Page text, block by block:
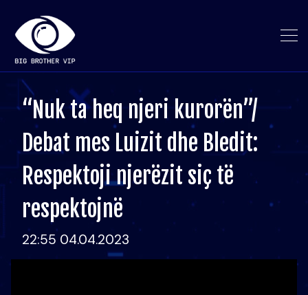
“Nuk ta heq njeri kurorën”/
Debat mes Luizit dhe Bledit:
Respektoji njerëzit siç të
respektojnë
22:55 04.04.2023